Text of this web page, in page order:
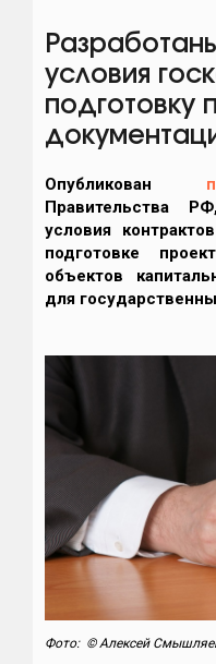
условия
подготовку
Опубликован
Правительства
условия
подготовке
объектов
для
Фото: © Алексей